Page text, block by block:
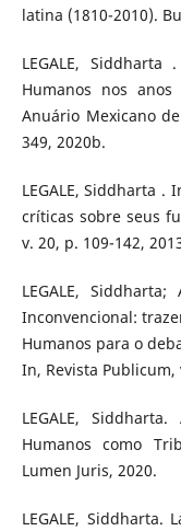
latina (1810-2010).
LEGALE,
Humanos nos
Anuário Mexicano
349, 2020b.
LEGALE, Siddharta .
críticas sobre seus
v. 20, p. 109-142,
LEGALE,
Inconvencional:
Humanos para o
In, Revista Publicum,
LEGALE,
Humanos como
Lumen Juris, 2020.
LEGALE, Siddharta.